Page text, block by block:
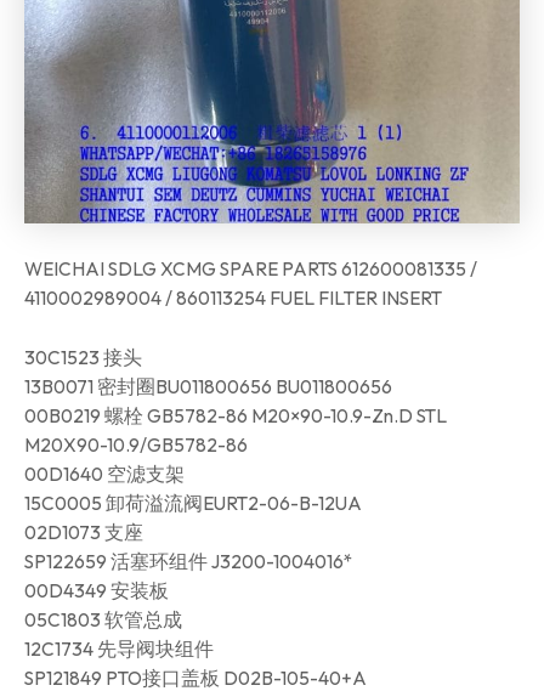
WEICHAI SDLG XCMG SPARE PARTS 612600081335 /
4110002989004 / 860113254 FUEL FILTER INSERT
30C1523 接头
13B0071 密封圈BU011800656 BU011800656
00B0219 螺栓 GB5782-86 M20×90-10.9-Zn.D STL
M20X90-10.9/GB5782-86
00D1640 空滤支架
15C0005 卸荷溢流阀EURT2-06-B-12UA
02D1073 支座
SP122659 活塞环组件 J3200-1004016*
00D4349 安装板
05C1803 软管总成
12C1734 先导阀块组件
SP121849 PTO接口盖板 D02B-105-40+A